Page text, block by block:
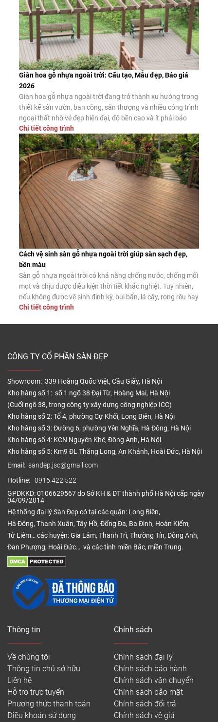
Giàn hoa gỗ nhựa ngoài trời: Cấu tạo, Mẫu đẹp, Báo giá
2026
Giàn hoa gỗ nhựa ngoài trời đang trở thành xu hướng trong
thiết kế sân vườn, ban công, sân thượng và nhiều công trình
ngoại thất nhờ vẻ đẹp hiện đại, độ bền cao và ít phải bảo
dưỡng. Đây là giải pháp thay thế hiệu quả cho giàn hoa gỗ
tự nhiên và giàn […]
Chi tiết công trình
Cách vệ sinh sàn gỗ nhựa ngoài trời giúp sàn sạch đẹp,
bền màu
Sàn gỗ nhựa ngoài trời có khả năng chống nước, chống mối
mọt và chịu được điều kiện thời tiết khắc nghiệt. Tuy nhiên,
nếu không được vệ sinh định kỳ, bụi bẩn, lá cây, rong rêu hay
dầu mỡ vẫn có thể tích tụ trên bề mặt, làm giảm tính thẩm
Chi tiết công trình
CÔNG TY CỔ PHẦN SÀN ĐẸP
Showroom: 339 Hoàng Quốc Việt, Cầu Giấy, Hà Nội
Kho hàng số 1: số 1 ngõ 38 Đại Từ, Hoàng Mai, Hà Nội
(Cuối ngõ 38, trong công ty xây dựng công nghiệp ICC)
Kho hàng số 2: Tổ 4, phường Cự Khối, Long Biên, Hà Nội
Kho hàng số 3: Đường 6, phường Yên Nghĩa, Hà Đông, Hà Nội
Kho hàng số 4: KCN Nguyên Khê, Đông Anh, Hà Nội
Kho hàng số 5: Km9 ĐL Thăng Long, An Khánh, Hoài Đức, Hà Nội
Email: sandep.jsc@gmail.com
Hotline: 0916.422.522
GPĐKKD: 0106629567 do Sở KH & ĐT thành phố Hà Nội cấp ngày
04/09/2014
Hệ thống đại lý Sàn Đẹp có tại các quận: Long Biên,
Hà Đông, Thanh Xuân, Tây Hồ, Đống Đa, Ba Đình, Hoàn Kiếm,
Từ Liêm… các huyện: Gia Lâm, Thanh Trì, Thường Tín, Đông Anh,
Đan Phượng, Hoài Đức… và các tỉnh miền Bắc, miền Trung.
Thông tin
Về chúng tôi
Thông tin chủ sở hữu
Liên hệ
Hỗ trợ trực tuyến
Phương thức thanh toán
Điều khoản sử dụng
Chính sách
Chính sách đại lý
Chính sách bảo hành
Chính sách vận chuyển
Chính sách bảo mật
Chính sách đổi trả
Chính sách về giá